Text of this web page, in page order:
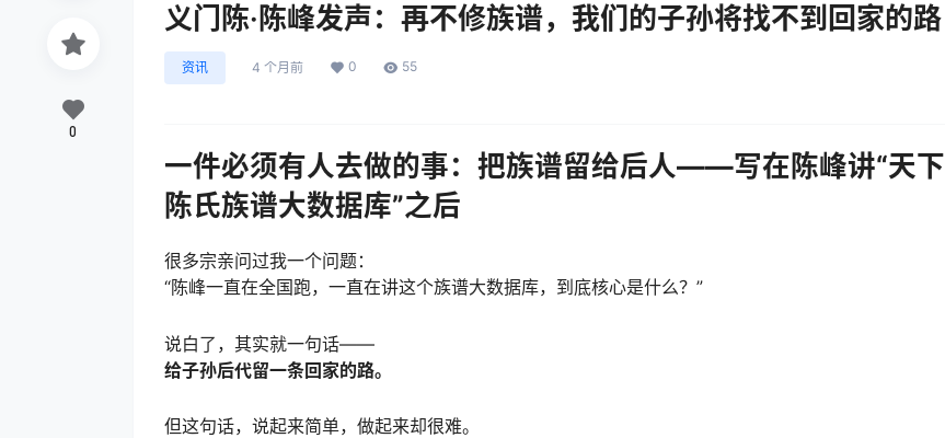
义门陈·陈峰发声：再不修族谱，我们的子孙将找不到回家的路
资讯 4 个月前 0 55
一件必须有人去做的事：把族谱留给后人——写在陈峰讲“天下
陈氏族谱大数据库”之后
很多宗亲问过我一个问题：
“陈峰一直在全国跑，一直在讲这个族谱大数据库，到底核心是什么？”
说白了，其实就一句话——
给子孙后代留一条回家的路。
但这句话，说起来简单，做起来却很难。
0